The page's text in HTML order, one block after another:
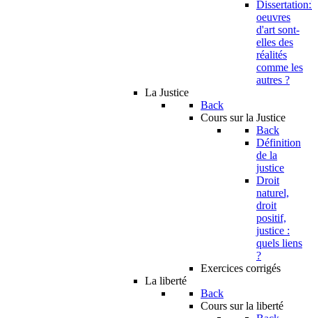
oeuvres
d'art sont-
elles des
réalités
comme les
autres ?
La Justice
Back
Cours sur la Justice
Back
Définition
de la
justice
Droit
naturel,
droit
positif,
justice :
quels liens
?
Exercices corrigés
La liberté
Back
Cours sur la liberté